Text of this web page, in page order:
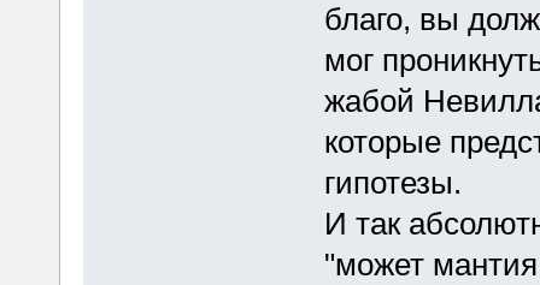
благо, вы
мог
жабой
которые
гипотезы.
И так
"может мантия